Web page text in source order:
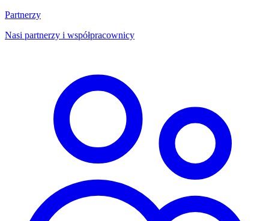
Partnerzy
Nasi partnerzy i współpracownicy